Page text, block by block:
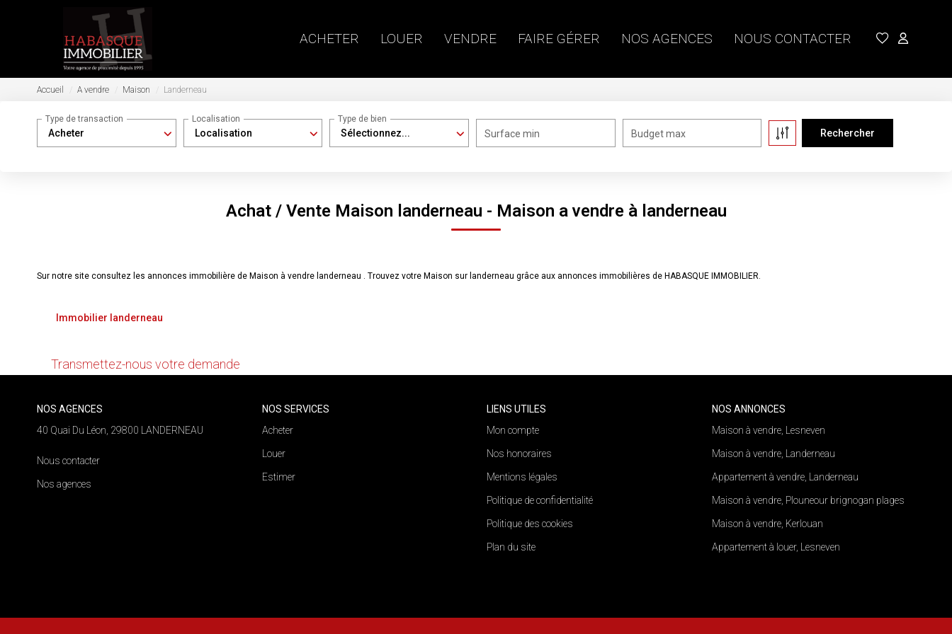
ACHETER LOUER VENDRE FAIRE GÉRER NOS AGENCES NOUS CONTACTER
Accueil A vendre Maison Landerneau
Acheter
Type de transaction
Localisation
Localisation
Sélectionnez...
Type de bien
Surface min Budget max
Achat / Vente Maison landerneau - Maison a vendre à landerneau
Sur notre site consultez les annonces immobilière de Maison à vendre landerneau . Trouvez votre Maison sur landerneau grâce aux annonces immobilières de HABASQUE IMMOBILIER.
Immobilier landerneau
Transmettez-nous votre demande
NOS AGENCES
40 Quai Du Léon, 29800 LANDERNEAU
Nous contacter
Nos agences
NOS SERVICES
Acheter
Louer
Estimer
LIENS UTILES
Mon compte
Nos honoraires
Mentions légales
Politique de confidentialité
Politique des cookies
Plan du site
NOS ANNONCES
Maison à vendre, Lesneven
Maison à vendre, Landerneau
Appartement à vendre, Landerneau
Maison à vendre, Plouneour brignogan plages
Maison à vendre, Kerlouan
Appartement à louer, Lesneven